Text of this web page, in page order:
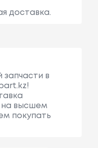
доставка.
запчасти в
на высшем
покупать